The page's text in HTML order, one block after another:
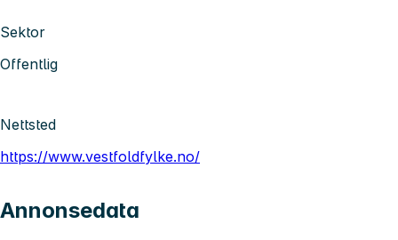
Sektor
Offentlig
Nettsted
https://www.vestfoldfylke.no/
Annonsedata